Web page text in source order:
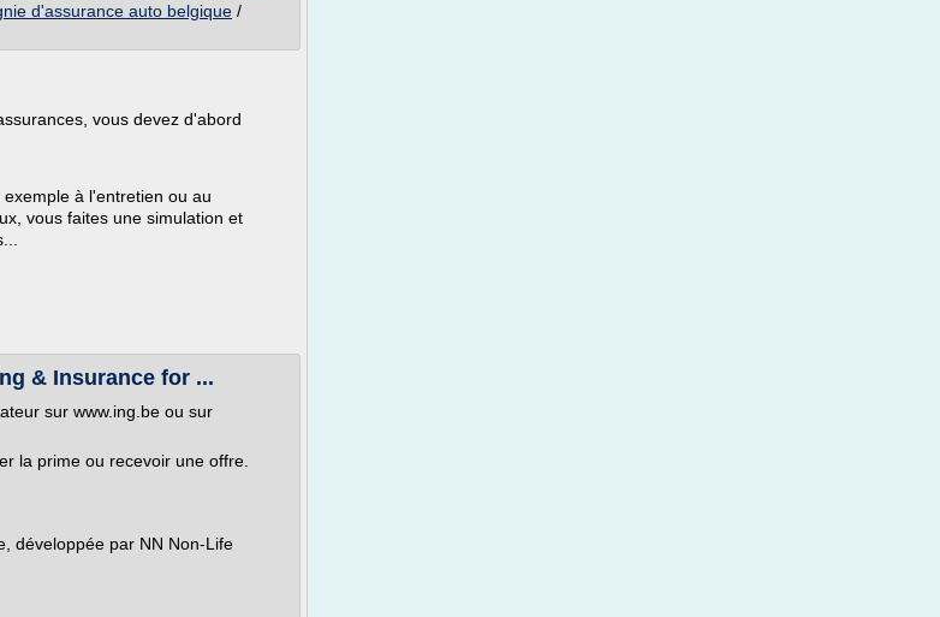
d'assurance auto belgique /
vous devez d'abord
à l'entretien ou au
vous faites une simulation et
& Insurance for ...
sur www.ing.be ou sur
la prime ou recevoir une offre.
développée par NN Non-Life